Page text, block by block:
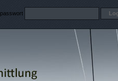
passwort